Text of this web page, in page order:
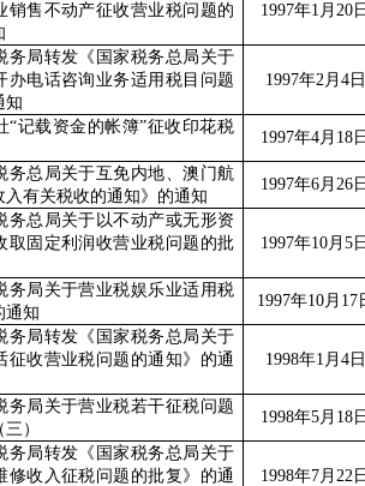
销售不动产征收营业税问题的
1997年1 月 20
务局转发《国家税务总局关于
办电话咨询业务适用税目问题
知
1997年2月 4日
“记载资金的帐簿”征收印花税
1997年4月 18
务总局关于互免内地、澳门航
入有关税收的通知》的通知
1997年6月 26
务总局关于以不动产或无形资
取固定利润收营业税问题的批
1997年10月 5
务局关于营业税娱乐业适用税
通知
1997年10月 17
务局转发《国家税务总局关于
征收营业税问题的通知》的通
1998年1 月 4日
务局关于营业税若干征税问题
）
1998年5月 18
务局转发《国家税务总局关于
修收入征税问题的批复》的通
1998年7月 22